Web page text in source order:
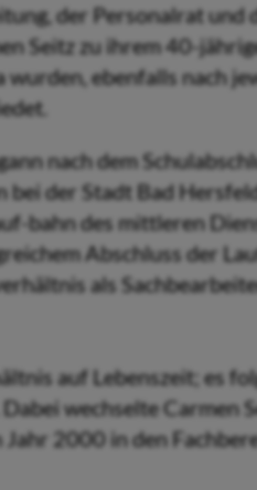
der Personalrat und
Seitz zu ihrem 40-
ebenfalls nach
nach dem
der Stadt Bad
bahn des mittleren
Abschluss der
als
auf Lebenszeit; es
wechselte Carmen
2000 in den